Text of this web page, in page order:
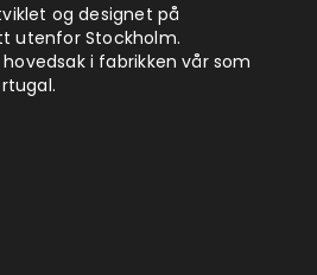
og designet på
utenfor Stockholm.
i fabrikken vår som